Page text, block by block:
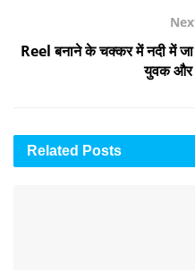
Reel बनाने के चक्कर में नदी में जा
युवक और
Related Posts